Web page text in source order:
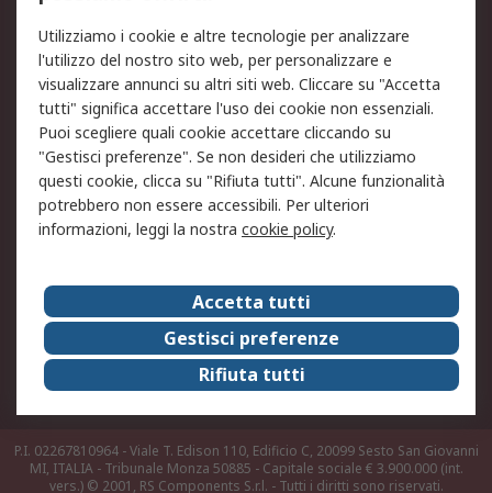
Informativa Cookie
Informativa Privacy -
Aggiornata
Email Security
Termini d'uso
Condizioni di vendita
Condizioni generali di
servizio
Etica e responsabilità
Chi Siamo
Chi Siamo
Contattaci
Supporto
ESG
Carriere
RS Group
Press Centre
Discovery: il Blog di RS
P.I. 02267810964 - Viale T. Edison 110, Edificio C, 20099 Sesto San Giovanni
MI, ITALIA - Tribunale Monza 50885 - Capitale sociale € 3.900.000 (int.
vers.) © 2001, RS Components S.r.l. - Tutti i diritti sono riservati.
Utilizziamo i cookie e altre tecnologie per analizzare
l'utilizzo del nostro sito web, per personalizzare e
visualizzare annunci su altri siti web. Cliccare su "Accetta
tutti" significa accettare l'uso dei cookie non essenziali.
Puoi scegliere quali cookie accettare cliccando su
"Gestisci preferenze". Se non desideri che utilizziamo
questi cookie, clicca su "Rifiuta tutti". Alcune funzionalità
potrebbero non essere accessibili. Per ulteriori
informazioni, leggi la nostra cookie policy.
Accetta tutti
Gestisci preferenze
Rifiuta tutti